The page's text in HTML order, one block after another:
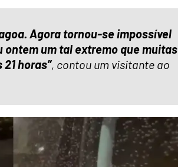
Agora tornou-se impossível
um tal extremo que muitas
horas”, contou um visitante ao